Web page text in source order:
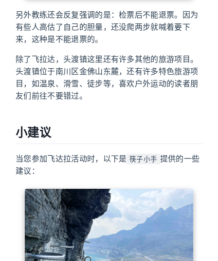
另外教练还会反复强调的是：检票后不能退票。因为
有些人高估了自己的胆量，还没爬两步就喊着要下
来，这种是不能退票的。
除了飞拉达，头渡镇这里还有许多其他的旅游项目。
头渡镇位于南川区金佛山东麓，还有许多特色旅游项
目，如温泉、滑雪、徒步等，喜欢户外运动的读者朋
友们前往不要错过。
小建议
当您参加飞达拉活动时，以下是 筷子小手 提供的一些
建议：